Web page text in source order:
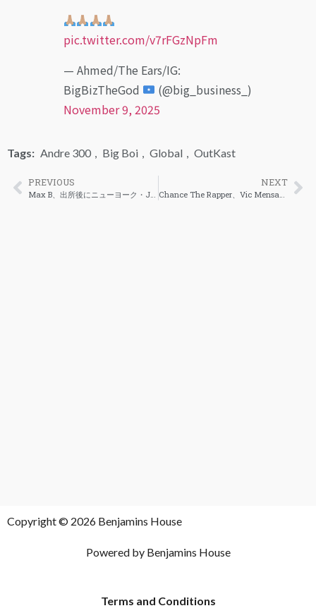
pic.twitter.com/v7rFGzNpFm
— Ahmed/The Ears/IG:
BigBizTheGod
(@big_business_)
November 9, 2025
Tags: Andre 300 Big Boi Global OutKast
PREVIOUS NEXT
Copyright © 2026 Benjamins House
Powered by Benjamins House
Terms and Conditions